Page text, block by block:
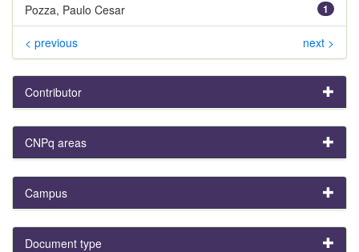
1
Pozza, Paulo Cesar
< previous next >
Contributor
CNPq areas
Campus
Document type